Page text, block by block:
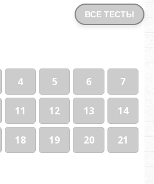
ВСЕ ТЕСТЫ
4 5 6 7
11 12 13 14
18 19 20 21